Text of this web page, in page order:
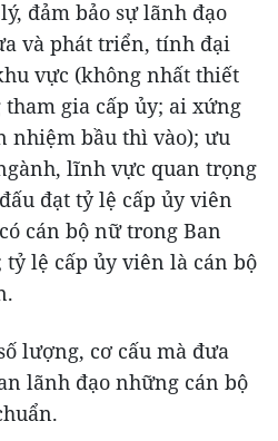
đảm bảo sự lãnh đạo
và phát triển, tính đại
vực (không nhất thiết
gia cấp ủy; ai xứng
nhiệm bầu thì vào); ưu
lĩnh vực quan trọng
đạt tỷ lệ cấp ủy viên
cán bộ nữ trong Ban
lệ cấp ủy viên là cán bộ
lượng, cơ cấu mà đưa
lãnh đạo những cán bộ